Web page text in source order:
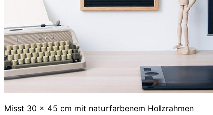
Misst 30 x 45 cm mit naturfarbenem Holzrahmen